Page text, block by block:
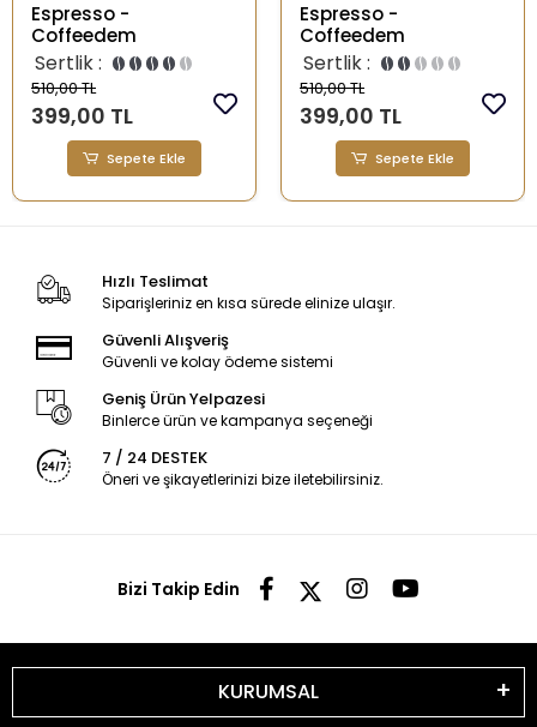
Espresso -
Coffeedem
Sertlik :
510,00 TL
399,00 TL
Sepete Ekle
Espresso -
Coffeedem
Sertlik :
510,00 TL
399,00 TL
Sepete Ekle
Hızlı Teslimat
Siparişleriniz en kısa sürede elinize ulaşır.
Güvenli Alışveriş
Güvenli ve kolay ödeme sistemi
Geniş Ürün Yelpazesi
Binlerce ürün ve kampanya seçeneği
7 / 24 DESTEK
Öneri ve şikayetlerinizi bize iletebilirsiniz.
Bizi Takip Edin
KURUMSAL